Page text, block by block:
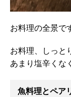
お料理の全景で
お料理、しっと
あまり塩辛くな
魚料理とペア